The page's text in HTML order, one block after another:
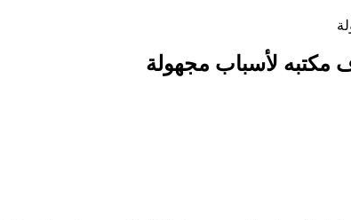
مكتبه لأسباب مجهولة